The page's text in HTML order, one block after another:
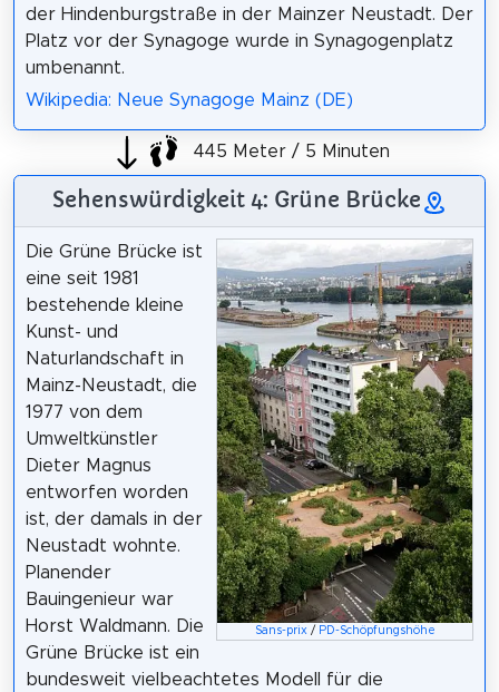
der Hindenburgstraße in der Mainzer Neustadt. Der
Platz vor der Synagoge wurde in Synagogenplatz
umbenannt.
Wikipedia: Neue Synagoge Mainz (DE)
445 Meter / 5 Minuten
Sehenswürdigkeit 4: Grüne Brücke
Sans-prix/ PD-Schöpfungshöhe
Die Grüne Brücke ist
eine seit 1981
bestehende kleine
Kunst- und
Naturlandschaft in
Mainz-Neustadt, die
1977 von dem
Umweltkünstler
Dieter Magnus
entworfen worden
ist, der damals in der
Neustadt wohnte.
Planender
Bauingenieur war
Horst Waldmann. Die
Grüne Brücke ist ein
bundesweit vielbeachtetes Modell für die